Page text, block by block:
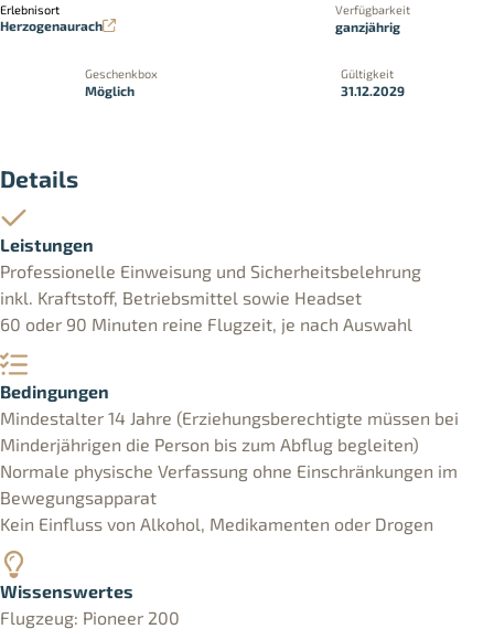
Erlebnisort
Herzogenaurach
Verfügbarkeit
ganzjährig
Geschenkbox
Möglich
Gültigkeit
31.12.2029
Details
Leistungen
Professionelle Einweisung und Sicherheitsbelehrung
inkl. Kraftstoff, Betriebsmittel sowie Headset
60 oder 90 Minuten reine Flugzeit, je nach Auswahl
Bedingungen
Mindestalter 14 Jahre (Erziehungsberechtigte müssen bei
Minderjährigen die Person bis zum Abflug begleiten)
Normale physische Verfassung ohne Einschränkungen im
Bewegungsapparat
Kein Einfluss von Alkohol, Medikamenten oder Drogen
Wissenswertes
Flugzeug: Pioneer 200